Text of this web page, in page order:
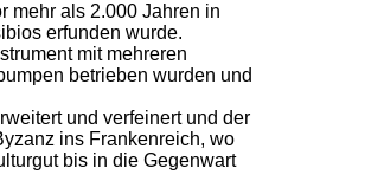
mehr als 2.000 Jahren in
erfunden wurde.
mit mehreren
betrieben wurden und
und verfeinert und der
ins Frankenreich, wo
bis in die Gegenwart